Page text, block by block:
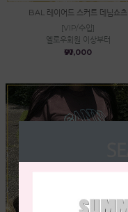
BAL 레이어드 스커트 데님쇼츠
[VIP/수입]
옐로우회원 이상부터
₩91,000